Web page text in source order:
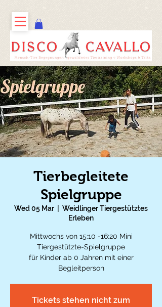
Tierbegleitete
Spielgruppe
Wed 05 Mar
Weidlinger Tiergestütztes
Erleben
Mittwochs von 15:10 -16:20 Mini
Tiergestützte-Spielgruppe
für Kinder ab 0 Jahren mit einer
Begleitperson
Tickets stehen nicht zum